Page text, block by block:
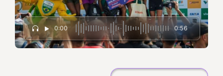
0:00 0:56